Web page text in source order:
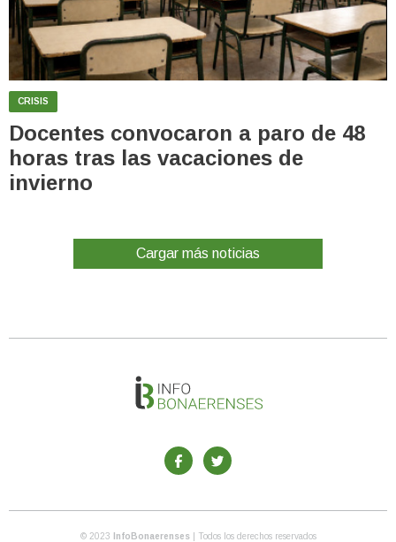
CRISIS
Docentes convocaron a paro de 48
horas tras las vacaciones de
invierno
Cargar más noticias
© 2023 InfoBonaerenses | Todos los derechos reservados